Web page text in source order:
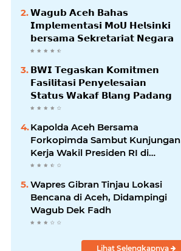
𝗪𝗮𝗴𝘂𝗯 𝗔𝗰𝗲𝗵 𝗕𝗮𝗵𝗮𝘀
𝗜𝗺𝗽𝗹𝗲𝗺𝗲𝗻𝘁𝗮𝘀𝗶 𝗠𝗼𝗨 𝗛𝗲𝗹𝘀𝗶𝗻𝗸𝗶
𝗯𝗲𝗿𝘀𝗮𝗺𝗮 𝗦𝗲𝗸𝗿𝗲𝘁𝗮𝗿𝗶𝗮𝘁 𝗡𝗲𝗴𝗮𝗿𝗮
𝗕𝗪𝗜 𝗧𝗲𝗴𝗮𝘀𝗸𝗮𝗻 𝗞𝗼𝗺𝗶𝘁𝗺𝗲𝗻
𝗙𝗮𝘀𝗶𝗹𝗶𝘁𝗮𝘀𝗶 𝗣𝗲𝗻𝘆𝗲𝗹𝗲𝘀𝗮𝗶𝗮𝗻
𝗦𝘁𝗮𝘁𝘂𝘀 𝗪𝗮𝗸𝗮𝗳 𝗕𝗹𝗮𝗻𝗴 𝗣𝗮𝗱𝗮𝗻𝗴
Kapolda Aceh Bersama
Forkopimda Sambut Kunjungan
Kerja Wakil Presiden RI di
Kabupaten Bireuen
Wapres Gibran Tinjau Lokasi
Bencana di Aceh, Didampingi
Wagub Dek Fadh
Lihat Selengkapnya